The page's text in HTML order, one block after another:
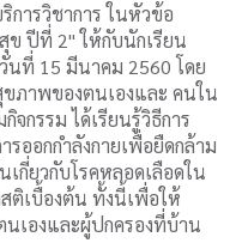
การวิชาการ ในหัวข้อ
ข ปีที่ 2" ให้กับนักเรียน
นที่ 15 มีนาคม 2560 โดย
ขภาพของตนเองและ คนใน
จกรรม ได้เรียนรู้วิธีการ
ออกกำลังกายเพื่อยืดกล้าม
กี่ยวกับโรคหลอดเลือดใน
ติเบื้องต้น ทั้งนี้เพื่อให้
เองและผู้ปกครองที่บ้าน